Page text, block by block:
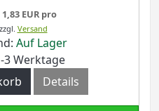
EUR pro
zzgl. Versand
Auf Lager
3 Werktage
Details